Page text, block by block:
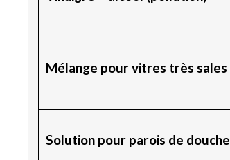
Mélange pour vitres très sales
Solution pour parois de douche